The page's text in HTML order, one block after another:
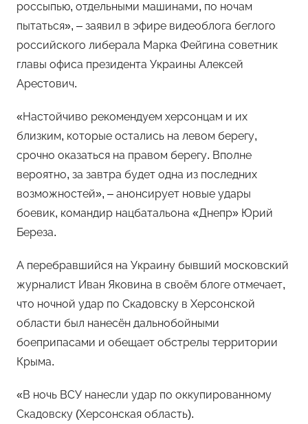
россыпью, отдельными машинами, по ночам
пытаться», – заявил в эфире видеоблога беглого
российского либерала Марка Фейгина советник
главы офиса президента Украины Алексей
Арестович.
«Настойчиво рекомендуем херсонцам и их
близким, которые остались на левом берегу,
срочно оказаться на правом берегу. Вполне
вероятно, за завтра будет одна из последних
возможностей», – анонсирует новые удары
боевик, командир нацбатальона «Днепр» Юрий
Береза.
А перебравшийся на Украину бывший московский
журналист Иван Яковина в своём блоге отмечает,
что ночной удар по Скадовску в Херсонской
области был нанесён дальнобойными
боеприпасами и обещает обстрелы территории
Крыма.
«В ночь ВСУ нанесли удар по оккупированному
Скадовску (Херсонская область).